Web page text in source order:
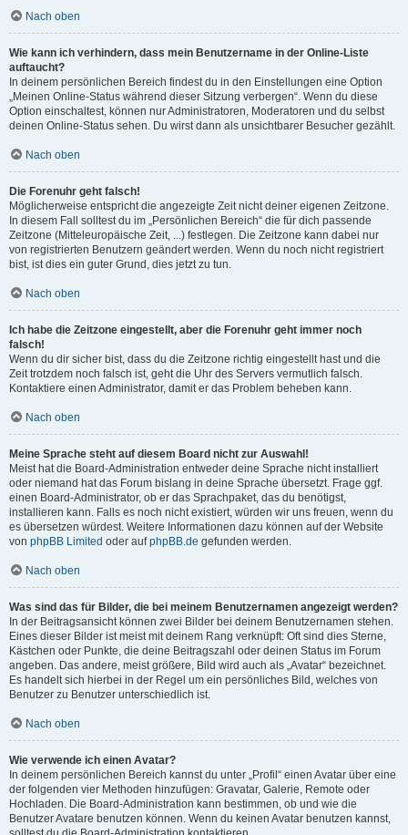
Nach oben
Wie kann ich verhindern, dass mein Benutzername in der Online-Liste
auftaucht?
In deinem persönlichen Bereich findest du in den Einstellungen eine Option
„Meinen Online-Status während dieser Sitzung verbergen“. Wenn du diese
Option einschaltest, können nur Administratoren, Moderatoren und du selbst
deinen Online-Status sehen. Du wirst dann als unsichtbarer Besucher gezählt.
Nach oben
Die Forenuhr geht falsch!
Möglicherweise entspricht die angezeigte Zeit nicht deiner eigenen Zeitzone.
In diesem Fall solltest du im „Persönlichen Bereich“ die für dich passende
Zeitzone (Mitteleuropäische Zeit, ...) festlegen. Die Zeitzone kann dabei nur
von registrierten Benutzern geändert werden. Wenn du noch nicht registriert
bist, ist dies ein guter Grund, dies jetzt zu tun.
Nach oben
Ich habe die Zeitzone eingestellt, aber die Forenuhr geht immer noch
falsch!
Wenn du dir sicher bist, dass du die Zeitzone richtig eingestellt hast und die
Zeit trotzdem noch falsch ist, geht die Uhr des Servers vermutlich falsch.
Kontaktiere einen Administrator, damit er das Problem beheben kann.
Nach oben
Meine Sprache steht auf diesem Board nicht zur Auswahl!
Meist hat die Board-Administration entweder deine Sprache nicht installiert
oder niemand hat das Forum bislang in deine Sprache übersetzt. Frage ggf.
einen Board-Administrator, ob er das Sprachpaket, das du benötigst,
installieren kann. Falls es noch nicht existiert, würden wir uns freuen, wenn du
es übersetzen würdest. Weitere Informationen dazu können auf der Website
von phpBB Limited oder aufphpBB.de gefunden werden.
Nach oben
Was sind das für Bilder, die bei meinem Benutzernamen angezeigt werden?
In der Beitragsansicht können zwei Bilder bei deinem Benutzernamen stehen.
Eines dieser Bilder ist meist mit deinem Rang verknüpft: Oft sind dies Sterne,
Kästchen oder Punkte, die deine Beitragszahl oder deinen Status im Forum
angeben. Das andere, meist größere, Bild wird auch als „Avatar“ bezeichnet.
Es handelt sich hierbei in der Regel um ein persönliches Bild, welches von
Benutzer zu Benutzer unterschiedlich ist.
Nach oben
Wie verwende ich einen Avatar?
In deinem persönlichen Bereich kannst du unter „Profil“ einen Avatar über eine
der folgenden vier Methoden hinzufügen: Gravatar, Galerie, Remote oder
Hochladen. Die Board-Administration kann bestimmen, ob und wie die
Benutzer Avatare benutzen können. Wenn du keinen Avatar benutzen kannst,